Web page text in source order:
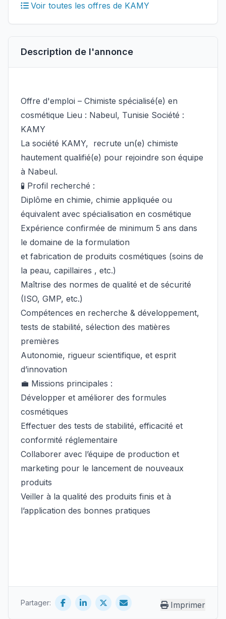
Voir toutes les offres de KAMY
Description de l'annonce
Offre d'emploi – Chimiste spécialisé(e) en
cosmétique Lieu : Nabeul, Tunisie Société :
KAMY
La société KAMY, recrute un(e) chimiste
hautement qualifié(e) pour rejoindre son équipe
à Nabeul.
🧪 Profil recherché :
Diplôme en chimie, chimie appliquée ou
équivalent avec spécialisation en cosmétique
Expérience confirmée de minimum 5 ans dans
le domaine de la formulation
et fabrication de produits cosmétiques (soins de
la peau, capillaires , etc.)
Maîtrise des normes de qualité et de sécurité
(ISO, GMP, etc.)
Compétences en recherche & développement,
tests de stabilité, sélection des matières
premières
Autonomie, rigueur scientifique, et esprit
d’innovation
💼 Missions principales :
Développer et améliorer des formules
cosmétiques
Effectuer des tests de stabilité, efficacité et
conformité réglementaire
Collaborer avec l’équipe de production et
marketing pour le lancement de nouveaux
produits
Veiller à la qualité des produits finis et à
l’application des bonnes pratiques
Partager: Imprimer